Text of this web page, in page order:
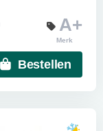
A+
Merk
Bestellen